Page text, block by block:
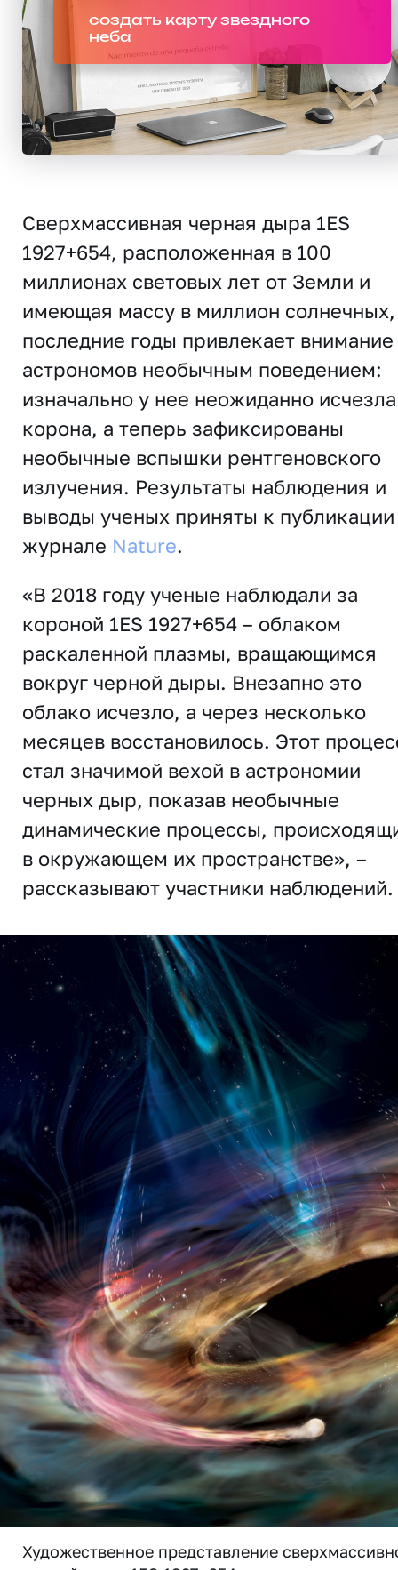
создать карту звездного
неба
Сверхмассивная черная дыра 1ES
1927+654, расположенная в 100
миллионах световых лет от Земли и
имеющая массу в миллион
последние годы привлекает внимание
астрономов необычным поведением:
изначально у нее неожиданно исчезла
корона, а теперь зафиксированы
необычные вспышки рентгеновского
излучения. Результаты наблюдения и
выводы ученых приняты к публикации
журнале Nature.
«В 2018 году учeные наблюдали за
короной 1ES 1927+654 – облаком
раскалeнной плазмы, вращающимся
вокруг чeрной дыры. Внезапно это
облако исчезло, а через несколько
месяцев восстановилось. Этот
стал значимой вехой в астрономии
черных дыр, показав необычные
динамические процессы,
в окружающем их пространстве», –
рассказывают участники наблюдений.
Художественное представление